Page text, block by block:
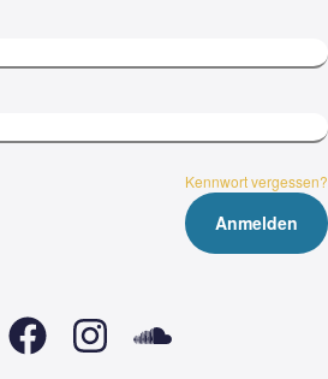
Kennwort vergessen?